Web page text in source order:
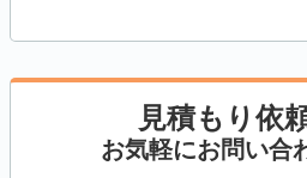
見積もり依
お気軽にお問い合